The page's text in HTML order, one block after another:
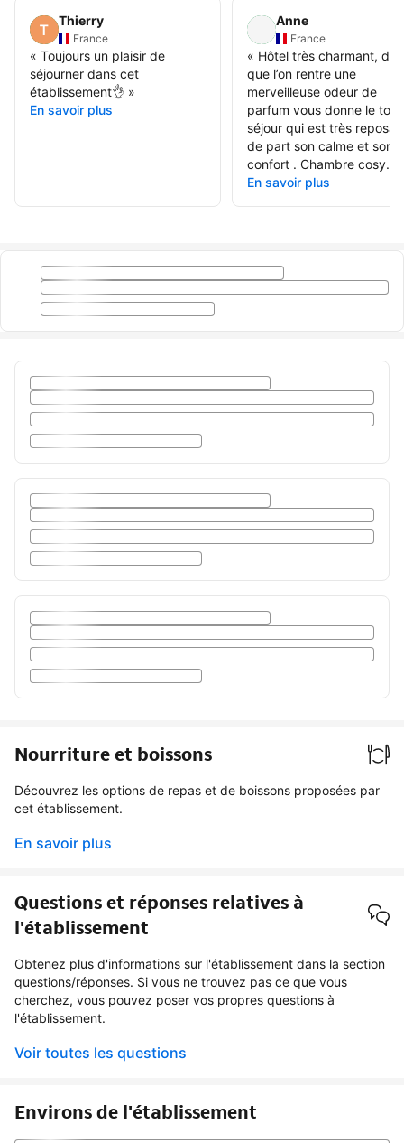
Thierry
France
« Toujours un plaisir de
séjourner dans cet
établissement👌 »
En savoir plus
Anne
France
« Hôtel très charmant, dès
que l’on rentre une
merveilleuse odeur de
parfum vous donne le ton
séjour qui est très
de part son calme et son
confort . Chambre cosy...
En savoir plus
Nourriture et boissons
Découvrez les options de repas et de boissons proposées par
cet établissement.
En savoir plus
Questions et réponses relatives à
l'établissement
Obtenez plus d'informations sur l'établissement dans la section
questions/réponses. Si vous ne trouvez pas ce que vous
cherchez, vous pouvez poser vos propres questions à
l'établissement.
Voir toutes les questions
Environs de l'établissement